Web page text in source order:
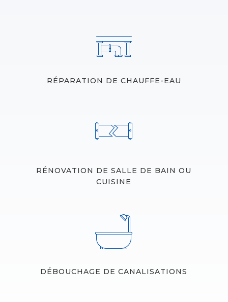
RÉPARATION DE CHAUFFE-EAU
RÉNOVATION DE SALLE DE BAIN OU
CUISINE
DÉBOUCHAGE DE CANALISATIONS